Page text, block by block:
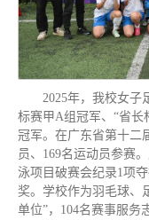
2025年，我校女子
标赛甲A组冠军、“省长
冠军。在广东省第十二
员、169名运动员参赛
泳项目破赛会纪录1项
奖。学校作为羽毛球、
单位”，104名赛事服务